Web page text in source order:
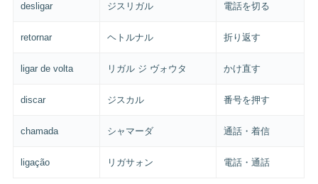
desligar ジスリガル 電話を切る
retornar ヘトルナル 折り返す
ligar de volta リガル ジ ヴォウタ かけ直す
discar ジスカル 番号を押す
chamada シャマーダ 通話・着信
ligação リガサォン 電話・通話